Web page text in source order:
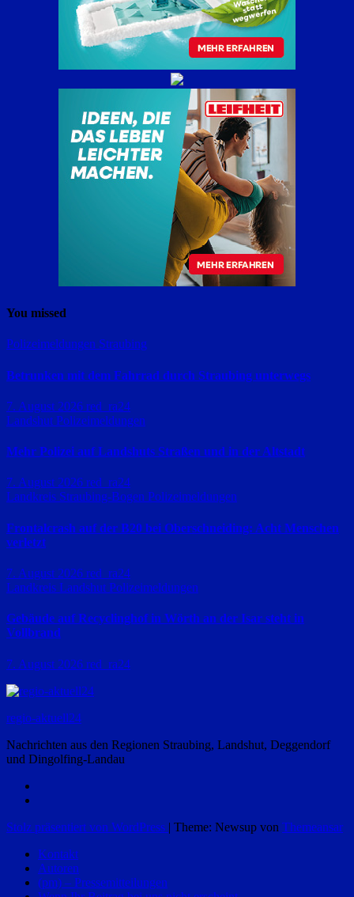
You missed
Polizeimeldungen Straubing
Betrunken mit dem Fahrrad durch Straubing unterwegs
7. August 2026 red_ra24
Landshut Polizeimeldungen
Mehr Polizei auf Landshuts Straßen und in der Altstadt
7. August 2026 red_ra24
Landkreis Straubing-Bogen Polizeimeldungen
Frontalcrash auf der B20 bei Oberschneiding: Acht Menschen
verletzt
7. August 2026 red_ra24
Landkreis Landshut Polizeimeldungen
Gebäude auf Recyclinghof in Wörth an der Isar steht in
Vollbrand
7. August 2026 red_ra24
regio-aktuell24
Nachrichten aus den Regionen Straubing, Landshut, Deggendorf
und Dingolfing-Landau
Stolz präsentiert von WordPress | Theme: Newsup von Themeansar
Kontakt
Autoren
(pm) – Pressemitteilungen